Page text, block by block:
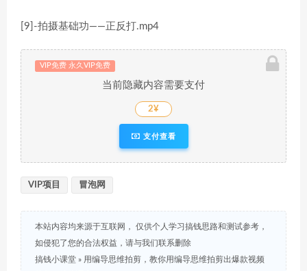
[9]-拍摄基础功——正反打.mp4
VIP免费 永久VIP免费
当前隐藏内容需要支付
2¥
支付查看
VIP项目 冒泡网
本站内容均来源于互联网， 仅供个人学习搞钱思路和测试参考，
如侵犯了您的合法权益，请与我们联系删除
搞钱小课堂 » 用编导思维拍剪，教你用编导思维拍剪出爆款视频